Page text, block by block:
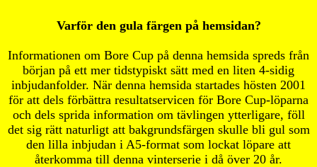
Varför den gula färgen på hemsidan?
Informationen om Bore Cup på denna hemsida spreds från
början på ett mer tidstypiskt sätt med en liten 4-sidig
inbjudanfolder. När denna hemsida startades hösten 2001
för att dels förbättra resultatservicen för Bore Cup-löparna
och dels sprida information om tävlingen ytterligare, föll
det sig rätt naturligt att bakgrundsfärgen skulle bli gul som
den lilla inbjudan i A5-format som lockat löpare att
återkomma till denna vinterserie i då över 20 år.